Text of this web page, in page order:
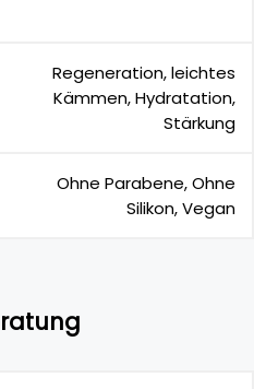
Regeneration, leichtes
Kämmen, Hydratation,
Stärkung
Ohne Parabene, Ohne
Silikon, Vegan